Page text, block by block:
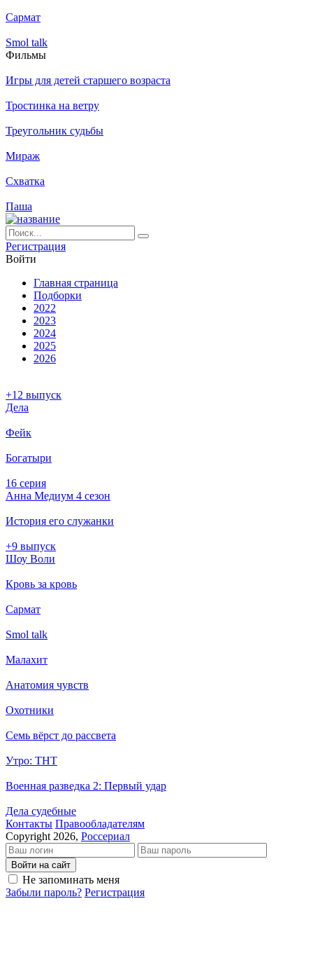
Сармат
Smol talk
Филь­мы
Игры для детей старшего возраста
Тростинка на ветру
Треугольник судьбы
Мираж
Схватка
Паша
Ре­ги­ст­ра­ция
Вой­ти
Глав­ная стра­ни­ца
Подборки
2022
2023
2024
2025
2026
+12 выпуск
Дела
Фейк
Богатыри
16 серия
Анна Медиум 4 сезон
История его служанки
+9 выпуск
Шоу Воли
Кровь за кровь
Сармат
Smol talk
Малахит
Анатомия чувств
Охотники
Семь вёрст до рассвета
Утро: ТНТ
Военная разведка 2: Первый удар
Дела судебные
Кон­так­ты Пра­во­об­ла­да­те­лям
Copyright 2026, Россериал
Войти на сайт
Не запоминать меня
Забыли пароль? Регистрация